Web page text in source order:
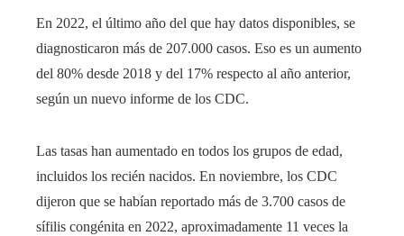
En 2022, el último año del que hay datos disponibles, se
diagnosticaron más de 207.000 casos. Eso es un aumento
del 80% desde 2018 y del 17% respecto al año anterior,
según un nuevo informe de los CDC.
Las tasas han aumentado en todos los grupos de edad,
incluidos los recién nacidos. En noviembre, los CDC
dijeron que se habían reportado más de 3.700 casos de
sífilis congénita en 2022, aproximadamente 11 veces la